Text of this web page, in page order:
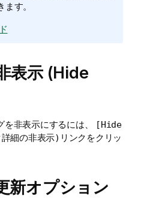
す。
表示 (Hide
非表示にするには、
[Hide
細の非表示) リンクをクリッ
新オプション